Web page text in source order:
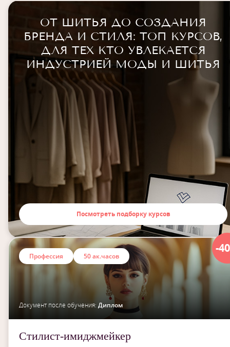
ОТ ШИТЬЯ ДО СОЗДАНИЯ
БРЕНДА И СТИЛЯ: ТОП КУРСОВ,
ДЛЯ ТЕХ КТО УВЛЕКАЕТСЯ
ИНДУСТРИЕЙ МОДЫ И ШИТЬЯ
Посмотреть подборку курсов
-
Профессия 50 ак.часов
Документ после обучения: Диплом
Стилист-имиджмейкер